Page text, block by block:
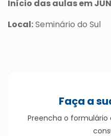
Início das aulas em
Local:Seminário do Sul
Faça a
Preencha o